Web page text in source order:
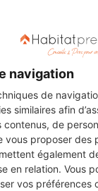
navigation
de
similaires afin
contenus, de
vous proposer
également
en relation. Vous
vos
de presse